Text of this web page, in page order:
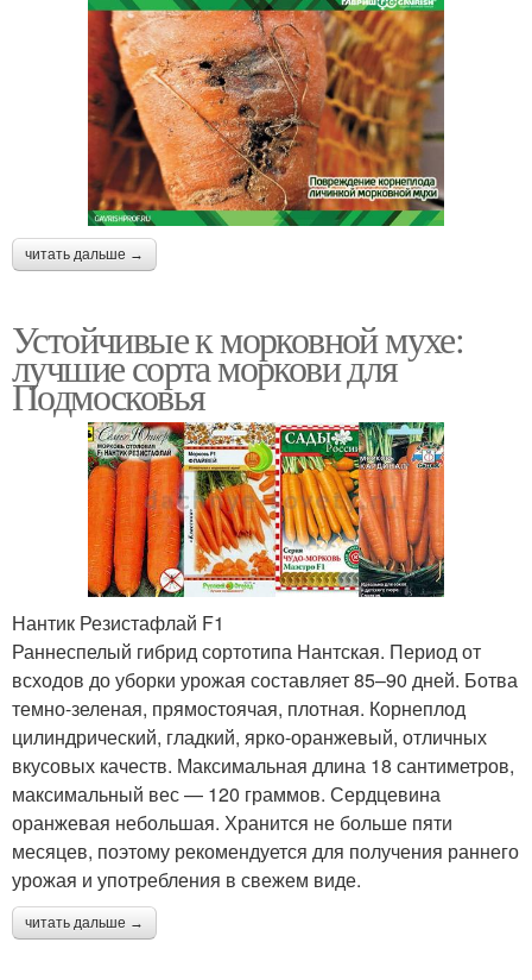
читать дальше →
Устойчивые к морковной мухе:
лучшие сорта моркови для
Подмосковья
Нантик Резистафлай F1
Раннеспелый гибрид сортотипа Нантская. Период от
всходов до уборки урожая составляет 85–90 дней. Ботва
темно-зеленая, прямостоячая, плотная. Корнеплод
цилиндрический, гладкий, ярко-оранжевый, отличных
вкусовых качеств. Максимальная длина 18 сантиметров,
максимальный вес — 120 граммов. Сердцевина
оранжевая небольшая. Хранится не больше пяти
месяцев, поэтому рекомендуется для получения раннего
урожая и употребления в свежем виде.
читать дальше →